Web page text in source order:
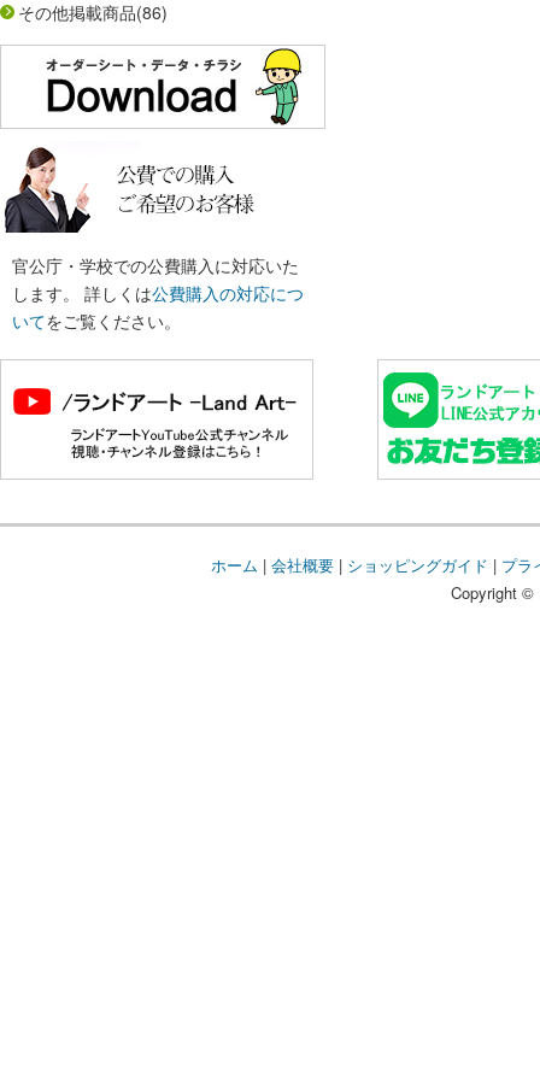
その他掲載商品(86)
官公庁・学校での公費購入に対応いた
します。 詳しくは公費購入の対応につ
いてをご覧ください。
ホーム | 会社概要| ショッピングガイド | プラ
Copyright ©